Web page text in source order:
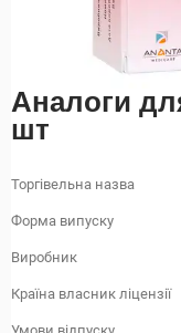
Аналоги
шт
Торгівельна назва
Форма випуску
Виробник
Країна власник ліцензії
Умови відпуску